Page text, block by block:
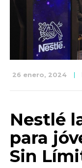
26 enero, 2024
Nestlé
para
Sin